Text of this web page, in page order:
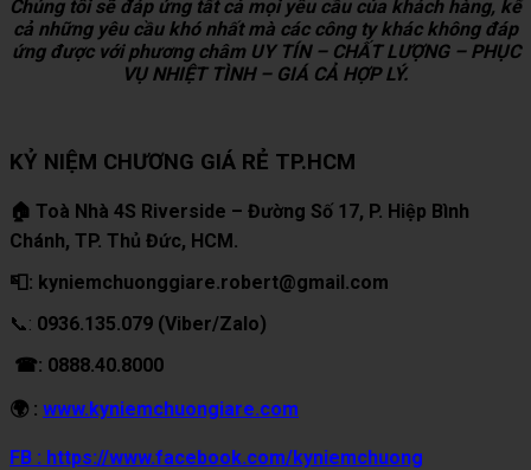
Chúng tôi sẽ đáp ứng tất cả mọi yêu cầu của khách hàng, kể
cả những yêu cầu khó nhất mà các công ty khác không đáp
ứng được với phương châm UY TÍN – CHẤT LƯỢNG – PHỤC
VỤ NHIỆT TÌNH – GIÁ CẢ HỢP LÝ.
KỶ NIỆM CHƯƠNG GIÁ RẺ TP.HCM
🏠 Toà Nhà 4S Riverside – Đường Số 17, P. Hiệp Bình
Chánh, TP. Thủ Đức, HCM.
📮: kyniemchuonggiare.robert@gmail.com
📞: 0936.135.079 (Viber/Zalo)
☎: 0888.40.8000
🌍 : www.kyniemchuongiare.com
FB : https://www.facebook.com/kyniemchuong